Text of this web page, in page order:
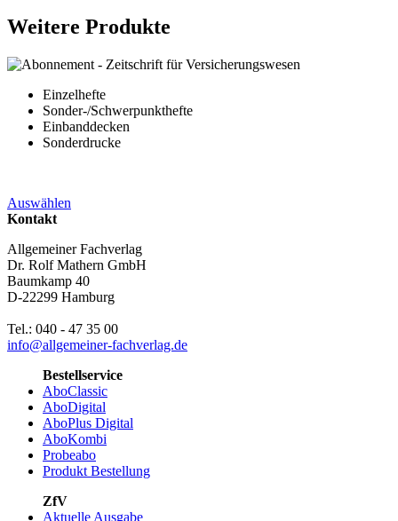
Weitere Produkte
Einzelhefte
Sonder-/Schwerpunkthefte
Einbanddecken
Sonderdrucke
Auswählen
Kontakt
Allgemeiner Fachverlag
Dr. Rolf Mathern GmbH
Baumkamp 40
D-22299 Hamburg
Tel.: 040 - 47 35 00
info@allgemeiner-fachverlag.de
Bestellservice
AboClassic
AboDigital
AboPlus Digital
AboKombi
Probeabo
Produkt Bestellung
ZfV
Aktuelle Ausgabe